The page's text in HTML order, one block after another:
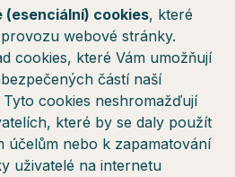
(esenciální) cookies, které
webové stránky.
cookies, které Vám umožňují
částí naší
cookies neshromažďují
které by se daly použít
účelům nebo k zapamatování
uživatelé na internetu